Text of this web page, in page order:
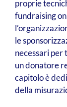
proprie
fundraising
le
necessari per
un donatore
capitolo è
della